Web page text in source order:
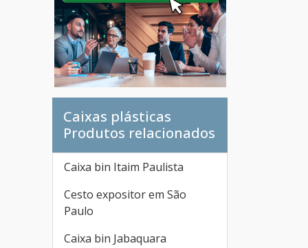
Caixas plásticas
Produtos relacionados
Caixa bin Itaim Paulista
Cesto expositor em São
Paulo
Caixa bin Jabaquara